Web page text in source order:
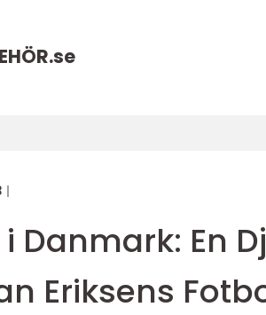
se
Danmark: En
Eriksens